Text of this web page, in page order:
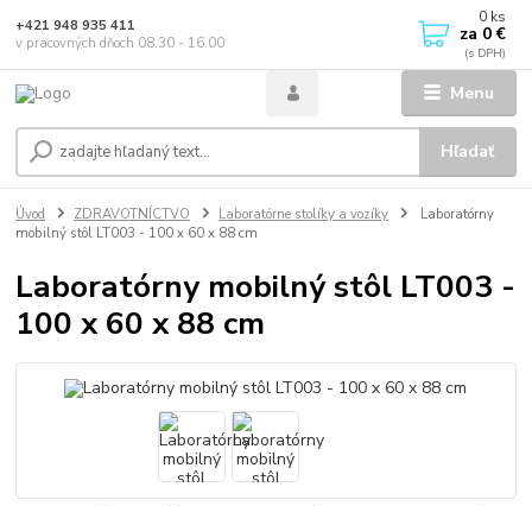
Menu
Hľadať
+421 948 935 411
v pracovných dňoch 08.30 - 16.00
0 ks
za 0 €
Úvod ZDRAVOTNÍCTVO Laboratórne stolíky a vozíky
Laboratórny
mobilný stôl LT003 - 100 x 60 x 88 cm
Laboratórny mobilný stôl LT003 -
100 x 60 x 88 cm